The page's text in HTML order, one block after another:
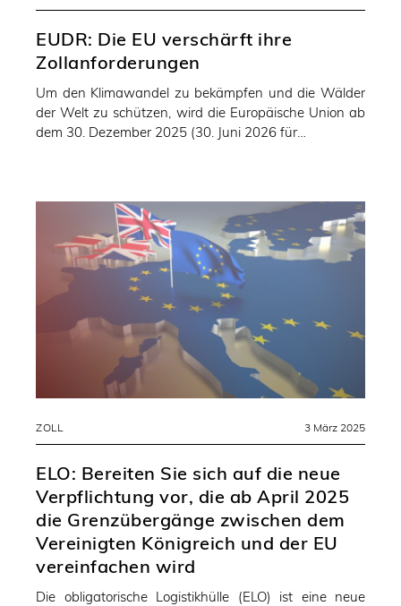
EUDR: Die EU verschärft ihre
Zollanforderungen
Um den Klimawandel zu bekämpfen und die Wälder
der Welt zu schützen, wird die Europäische Union ab
dem 30. Dezember 2025 (30. Juni 2026 für…
ZOLL 3 März 2025
ELO: Bereiten Sie sich auf die neue
Verpflichtung vor, die ab April 2025
die Grenzübergänge zwischen dem
Vereinigten Königreich und der EU
vereinfachen wird
Die obligatorische Logistikhülle (ELO) ist eine neue